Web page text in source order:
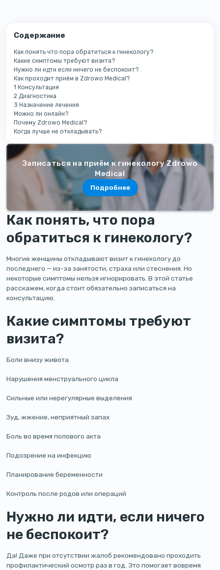
Как понять, что пора
обратиться к гинекологу?
Многие женщины откладывают визит к гинекологу до
последнего — из-за занятости, страха или стеснения. Но
некоторые симптомы нельзя игнорировать. В этой статье
расскажем, когда стоит обязательно записаться на
консультацию.
Какие симптомы требуют
визита?
Боли внизу живота
Нарушения менструального цикла
Сильные или нерегулярные выделения
Зуд, жжение, неприятный запах
Боль во время полового акта
Подозрение на инфекцию
Планирование беременности
Контроль после родов или операций
Нужно ли идти, если ничего
не беспокоит?
Да! Даже при отсутствии жалоб рекомендовано проходить
профилактический осмотр раз в год. Это помогает вовремя
Содержание
Как понять что пора обратиться к гинекологу?
Какие симптомы требуют визита?
Нужно ли идти если ничего не беспокоит?
Как проходит приём в Zdrowo Medical?
1 Консультация
2 Диагностика
3 Назначение лечения
Можно ли онлайн?
Почему Zdrowo Medical?
Когда лучше не откладывать?
Записаться на приём к гинекологу Zdrowo
Medical
Подробнее